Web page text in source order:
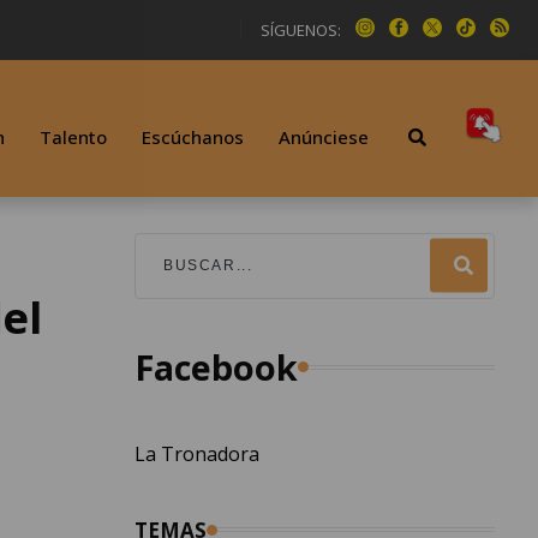
SÍGUENOS:
Talento Escúchanos Anúnciese
Facebook
La Tronadora
TEMAS